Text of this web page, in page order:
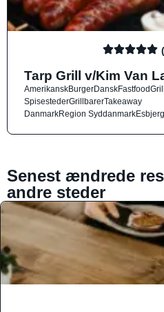
Tarp Grill v/Kim Van
AmerikanskBurgerDanskFastfoodGrill
SpisestederGrillbarerTakeaway
DanmarkRegion Syddanmark
Senest ændrede
andre steder